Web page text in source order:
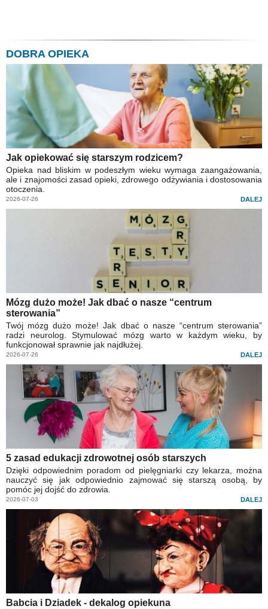
DOBRA OPIEKA
Jak opiekować się starszym rodzicem?
Opieka nad bliskim w podeszłym wieku wymaga zaangażowania,
ale i znajomości zasad opieki, zdrowego odżywiania i dostosowania
otoczenia.
2026-07-26 DALEJ
Mózg dużo może! Jak dbać o nasze “centrum
sterowania”
Twój mózg dużo może! Jak dbać o nasze “centrum sterowania”
radzi neurolog. Stymulować mózg warto w każdym wieku, by
funkcjonował sprawnie jak najdłużej.
2026-07-26 DALEJ
5 zasad edukacji zdrowotnej osób starszych
Dzięki odpowiednim poradom od pielęgniarki czy lekarza, można
nauczyć się jak odpowiednio zajmować się starszą osobą, by
pomóc jej dojść do zdrowia.
2026-07-03 DALEJ
Babcia i Dziadek - dekalog opiekuna